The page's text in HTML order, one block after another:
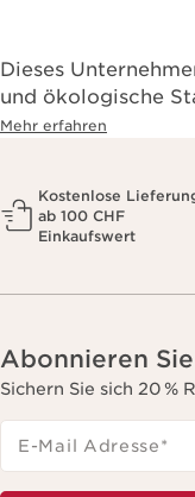
Dieses
und ökologische
Mehr erfahren
Kostenlose
ab 100 CHF
Einkaufswert
Abonnieren
Sichern Sie sich 20 %
E-Mail Adresse*